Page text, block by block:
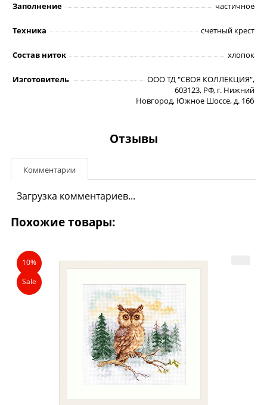
Заполнение частичное
Техника счетный крест
Состав ниток хлопок
Изготовитель
ООО ТД "СВОЯ КОЛЛЕКЦИЯ",
603123, РФ, г. Нижний
Новгород, Южное Шоссе, д. 16б
Отзывы
Комментарии
Загрузка комментариев...
Похожие товары:
10%
Sale